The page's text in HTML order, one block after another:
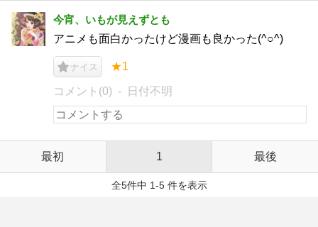
今宵、いもが見えずとも
アニメも面白かったけど漫画も良かった(^○^)
ナイス ★1
コメント(0) 日付不明
最初 1 最後
全5件中 1-5 件を表示